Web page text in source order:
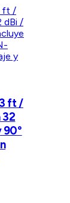
ft /
32
90°